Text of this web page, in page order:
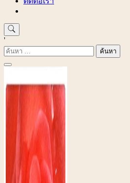
'
ค้นหา
สำหรับ: